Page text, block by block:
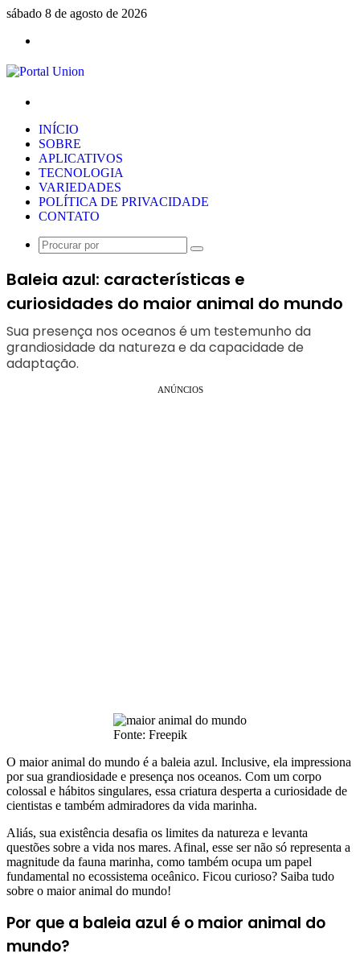
sábado 8 de agosto de 2026
INÍCIO
SOBRE
APLICATIVOS
TECNOLOGIA
VARIEDADES
POLÍTICA DE PRIVACIDADE
CONTATO
Procurar
Baleia azul: características e
curiosidades do maior animal do mundo
Sua presença nos oceanos é um testemunho da
grandiosidade da natureza e da capacidade de
adaptação.
ANÚNCIOS
Fonte: Freepik
O maior animal do mundo é a baleia azul. Inclusive, ela impressiona
por sua grandiosidade e presença nos oceanos. Com um corpo
colossal e hábitos singulares, essa criatura desperta a curiosidade de
cientistas e também admiradores da vida marinha.
Aliás, sua existência desafia os limites da natureza e levanta
questões sobre a vida nos mares. Afinal, esse ser não só representa a
magnitude da fauna marinha, como também ocupa um papel
fundamental no ecossistema oceânico. Ficou curioso? Saiba tudo
sobre o maior animal do mundo!
Por que a baleia azul é o maior animal do
mundo?